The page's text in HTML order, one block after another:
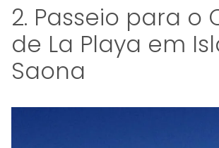
2. Passeio para o
de La Playa em
Saona